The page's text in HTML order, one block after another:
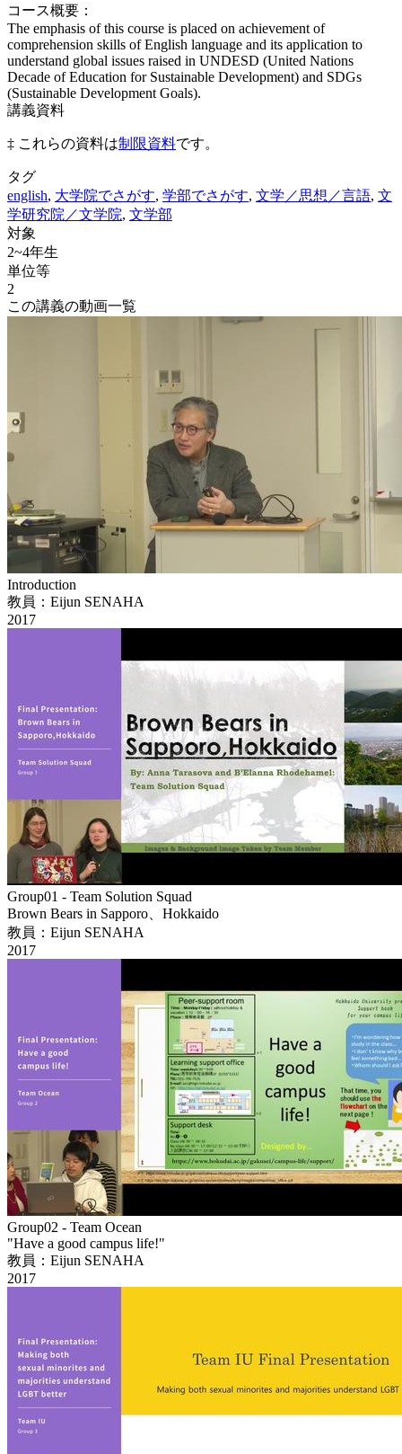
コース概要：
The emphasis of this course is placed on achievement of
comprehension skills of English language and its application to
understand global issues raised in UNDESD (United Nations
Decade of Education for Sustainable Development) and SDGs
(Sustainable Development Goals).
講義資料
‡ これらの資料は制限資料です。
タグ
english, 大学院でさがす, 学部でさがす, 文学／思想／言語, 文
学研究院／文学院, 文学部
対象
2~4年生
単位等
2
この講義の動画一覧
Introduction
教員：Eijun SENAHA
2017
Group01 - Team Solution Squad
Brown Bears in Sapporo、Hokkaido
教員：Eijun SENAHA
2017
Group02 - Team Ocean
"Have a good campus life!"
教員：Eijun SENAHA
2017